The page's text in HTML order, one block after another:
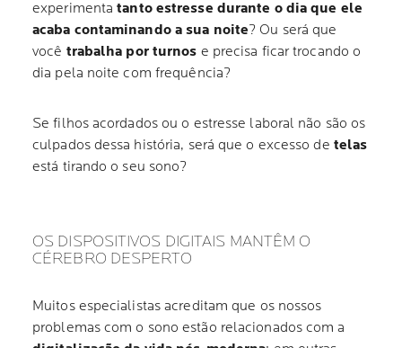
experimentatanto estresse durante o dia que ele
acaba contaminando a sua noite? Ou será que
você trabalha por turnos e precisa ficar trocando o
dia pela noite com frequência?
Se filhos acordados ou o estresse laboral não são os
culpados dessa história, será que o excesso de telas
está tirando o seu sono?
OS DISPOSITIVOS DIGITAIS MANTÊM O
CÉREBRO DESPERTO
Muitos especialistas acreditam que os nossos
problemas com o sono estão relacionados com a